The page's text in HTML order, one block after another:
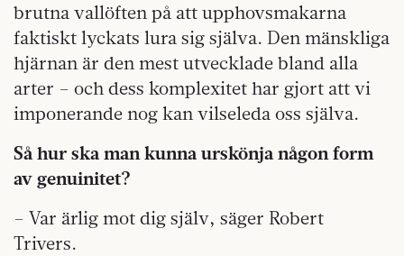
brutna vallöften på att upphovsmakarna
faktiskt lyckats lura sig själva. Den mänskliga
hjärnan är den mest utvecklade bland alla
arter – och dess komplexitet har gjort att vi
imponerande nog kan vilseleda oss själva.
Så hur ska man kunna urskönja någon form
av genuinitet?
– Var ärlig mot dig själv, säger Robert
Trivers.